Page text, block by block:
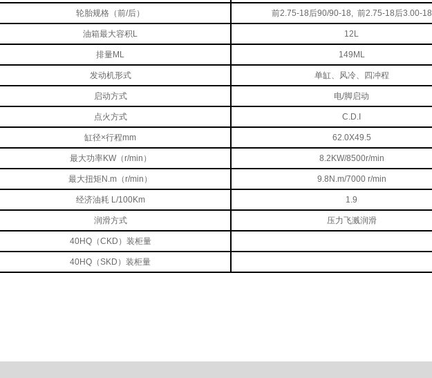
轮胎规格（前/后） 前2.75-18后90/90-18, 前2.75-18后3.00-18
油箱最大容积L 12L
排量ML 149ML
发动机形式 单缸、风冷、四冲程
启动方式 电/脚启动
点火方式 C.D.I
缸径×行程mm 62.0X49.5
最大功率KW（r/min） 8.2KW/8500r/min
最大扭矩N.m（r/min） 9.8N.m/7000 r/min
经济油耗 L/100Km 1.9
润滑方式 压力飞溅润滑
40HQ（CKD）装柜量
40HQ（SKD）装柜量